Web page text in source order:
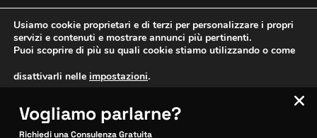
Copyright © 2025 WeDoDigital
Creazione e sviluppo siti web
SITOCERTO®
Usiamo cookie proprietari e di terzi per personalizzare i propri
servizi e contenuti e mostrare annunci più pertinenti.
Puoi scoprire di più su quali cookie stiamo utilizzando o come
disattivarli nelle impostazioni.
Accetta Impostazioni
Vogliamo parlarne?
Richiedi una Consulenza Gratuita